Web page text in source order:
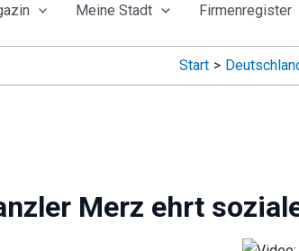
Meine Stadt Firmenregister
Start
Merz ehrt